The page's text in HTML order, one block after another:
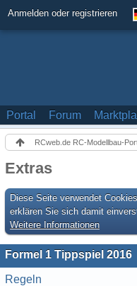
Anmelden oder registrieren
Portal Forum
RCweb.de RC-Modellbau-
Extras
Diese Seite verwendet
erklären Sie sich damit
Weitere Informationen
Formel 1 Tippspiel 2016
Regeln